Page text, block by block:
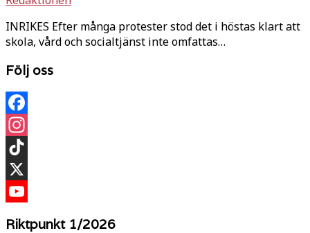
INRIKES Efter många protester stod det i höstas klart att
skola, vård och socialtjänst inte omfattas…
Följ oss
Facebook
Instagram
TikTok
X
Riktpunkt 1/2026